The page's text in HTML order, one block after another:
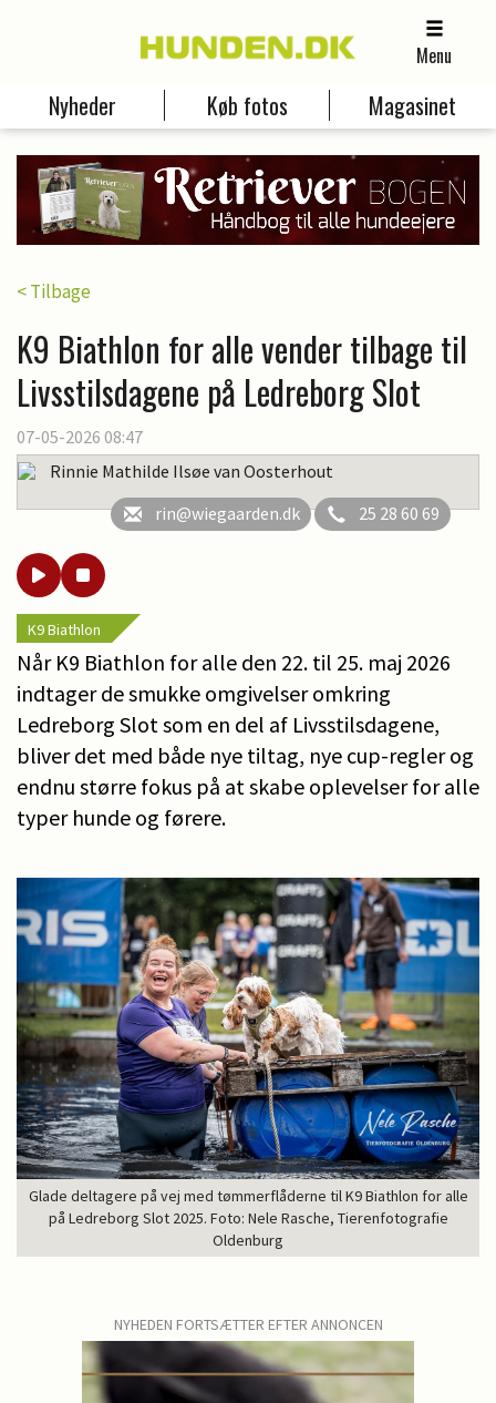
Menu
Nyheder Køb fotos Magasinet
< Tilbage
K9 Biathlon for alle vender tilbage til
Livsstilsdagene på Ledreborg Slot
07-05-2026 08:47
Rinnie Mathilde Ilsøe van Oosterhout
rin@wiegaarden.dk
25 28 60 69
K9 Biathlon
Når K9 Biathlon for alle den 22. til 25. maj 2026
indtager de smukke omgivelser omkring
Ledreborg Slot som en del af Livsstilsdagene,
bliver det med både nye tiltag, nye cup-regler og
endnu større fokus på at skabe oplevelser for alle
typer hunde og førere.
Glade deltagere på vej med tømmerflåderne til K9 Biathlon for alle
på Ledreborg Slot 2025. Foto: Nele Rasche, Tierenfotografie
Oldenburg
NYHEDEN FORTSÆTTER EFTER ANNONCEN